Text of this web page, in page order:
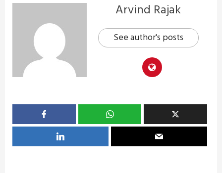
Arvind Rajak
See author's posts